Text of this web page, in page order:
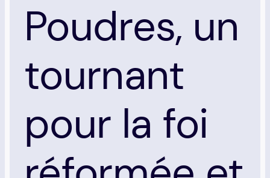
Poudres, un
tournant
pour la foi